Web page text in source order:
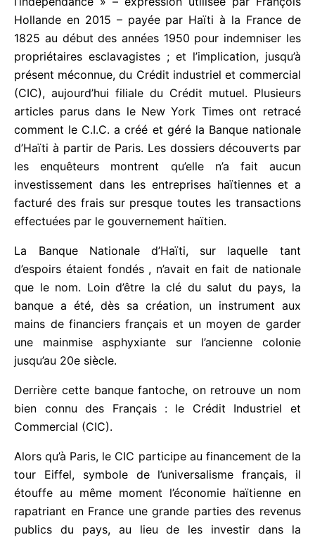
Cette histoire, c’est celle de « la rançon de
l’indépendance » – expression utilisée par François
Hollande en 2015 – payée par Haïti à la France de
1825 au début des années 1950 pour indemniser
les propriétaires esclavagistes ; et l’implication,
jusqu’à présent méconnue, du Crédit industriel et
commercial (CIC), aujourd’hui filiale du Crédit
mutuel. Plusieurs articles parus dans le New York
Times ont retracé comment le C.I.C. a créé et géré
la Banque nationale d’Haïti à partir de Paris. Les
dossiers découverts par les enquêteurs montrent
qu’elle n’a fait aucun investissement dans les
entreprises haïtiennes et a facturé des frais sur
presque toutes les transactions effectuées par le
gouvernement haïtien.
La Banque Nationale d’Haïti, sur laquelle tant
d’espoirs étaient fondés , n’avait en fait de
nationale que le nom. Loin d’être la clé du salut du
pays, la banque a été, dès sa création, un
instrument aux mains de financiers français et un
moyen de garder une mainmise asphyxiante sur
Derrière cette banque fantoche, on retrouve un
nom bien connu des Français : le Crédit Industriel
et Commercial (CIC).
Alors qu’à Paris, le CIC participe au financement de